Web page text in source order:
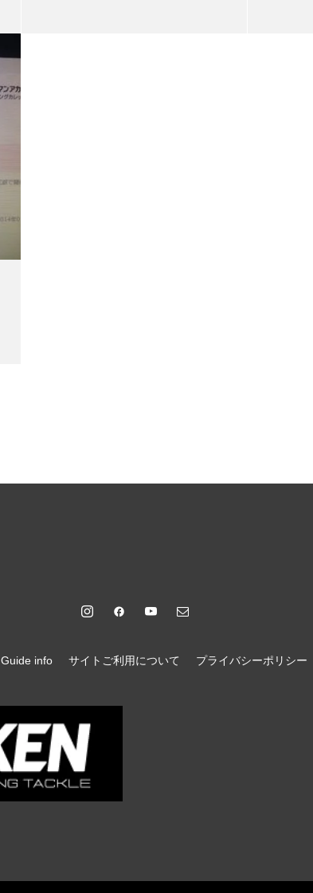
Guide info サイトご利用について プライバシーポリシー